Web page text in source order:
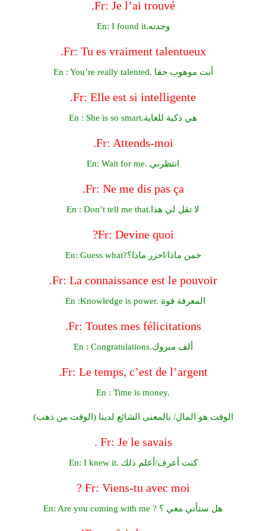
Fr: Je l’ai trouvé.
En: I found it.وجدته
Fr: Tu es vraiment talentueux.
En : You’re really talented. أنت موهوب حقا
Fr: Elle est si intelligente.
En : She is so smart.هي ذكية للغاية
Fr: Attends-moi.
En: Wait for me. انتظرني
Fr: Ne me dis pas ça.
En : Don’t tell me that.لا تقل لي هذا
Fr: Devine quoi?
En: Guess what?خمن ماذا/احزر ماذا؟
Fr: La connaissance est le pouvoir.
En :Knowledge is power. المعرفة قوة
Fr: Toutes mes félicitations.
En : Congratulations.ألف مبروك
Fr: Le temps, c’est de l’argent.
En : Time is money.
(الوقت هو المال/ بالمعنى الشائع لدينا (الوقت من ذهب
Fr: Je le savais .
En: I knew it. كنت أعرف/أعلم ذلك
Fr: Viens-tu avec moi ?
En: Are you coming with me ? هل ستأتي معي ؟